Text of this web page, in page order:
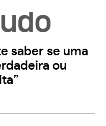
saber se uma
ou